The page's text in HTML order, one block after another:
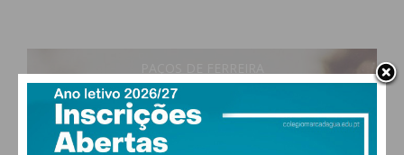
21°
clear sky
76% humidade